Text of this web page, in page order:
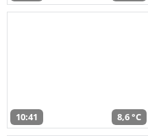
10:41 8,6 °C